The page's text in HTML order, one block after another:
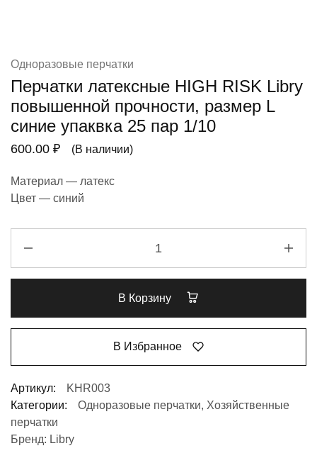
Одноразовые перчатки
Перчатки латексные HIGH RISK Libry
повышенной прочности, размер L
синие упаквка 25 пар 1/10
600.00 ₽ (В наличии)
Материал — латекс
Цвет — синий
В Корзину
В Избранное
Артикул:
KHR003
Категории:
Одноразовые перчатки, Хозяйственные
перчатки
Бренд: Libry